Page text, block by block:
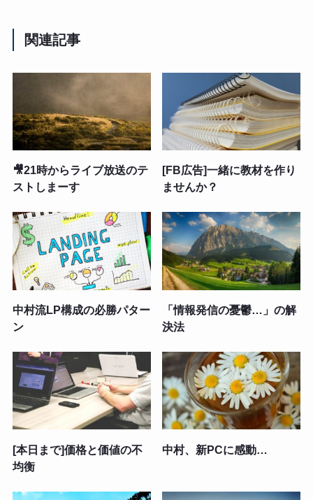
関連記事
🎥21時からライブ放送のテ
ストしまーす
[FB広告]一緒に教材を作り
ませんか？
中村流LP構成の必勝パター
ン
「情報発信の憂鬱…」の解
決法
[本日まで]価格と価値の不
均衡
中村、新PCに感動…